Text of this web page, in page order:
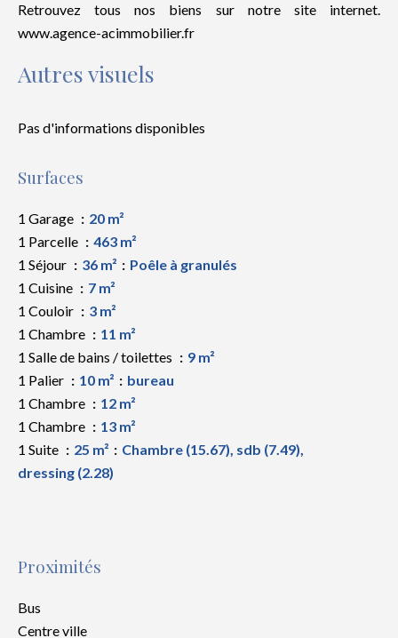
Retrouvez tous nos biens sur notre site internet.
www.agence-acimmobilier.fr
Autres visuels
Pas d'informations disponibles
Surfaces
1 Garage
20 m²
1 Parcelle
463 m²
1 Séjour
36 m²
Poêle à granulés
1 Cuisine
7 m²
1 Couloir
3 m²
1 Chambre
11 m²
1 Salle de bains / toilettes
9 m²
1 Palier
10 m²
bureau
1 Chambre
12 m²
1 Chambre
13 m²
1 Suite
25 m²
Chambre (15.67), sdb (7.49),
dressing (2.28)
Proximités
Bus
Centre ville